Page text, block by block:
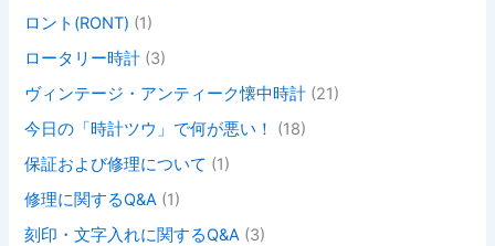
ロント(RONT) (1)
ロータリー時計 (3)
ヴィンテージ・アンティーク懐中時計 (21)
今日の「時計ツウ」で何が悪い！
(18)
保証および修理について (1)
修理に関するQ&A (1)
刻印・文字入れに関するQ&A (3)